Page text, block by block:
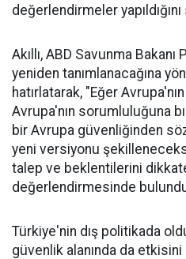
değerlendirmeler
Akıllı, ABD Savunma
yeniden tanımlanacağına
hatırlatarak, "Eğer
Avrupa'nın sorumluluğuna
bir Avrupa güvenliğinden
yeni versiyonu
talep ve beklentilerini
değerlendirmesinde
Türkiye'nin dış politikada
güvenlik alanında da etkisini